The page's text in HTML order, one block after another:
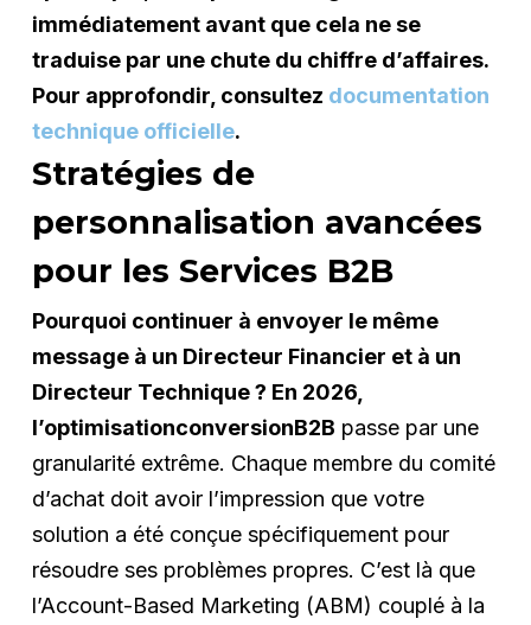
immédiatement avant que cela ne se
traduise par une chute du chiffre d’affaires.
Pour approfondir, consultez documentation
technique officielle.
Stratégies de
personnalisation avancées
pour les Services B2B
Pourquoi continuer à envoyer le même
message à un Directeur Financier et à un
Directeur Technique ? En 2026,
l’optimisationconversionB2B passe par une
granularité extrême. Chaque membre du comité
d’achat doit avoir l’impression que votre
solution a été conçue spécifiquement pour
résoudre ses problèmes propres. C’est là que
l’Account-Based Marketing (ABM) couplé à la